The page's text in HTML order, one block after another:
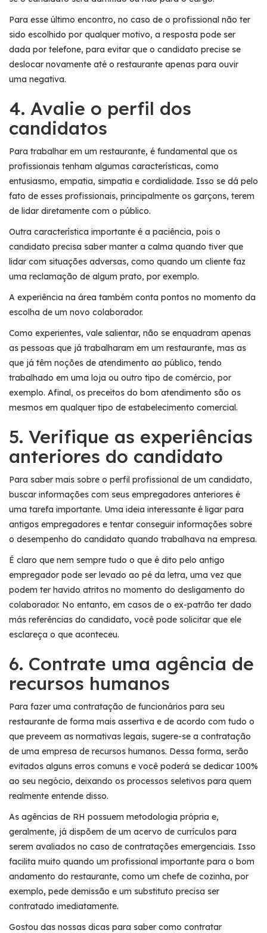
Para esse último encontro, no caso de o profissional não ter
sido escolhido por qualquer motivo, a resposta pode ser
dada por telefone, para evitar que o candidato precise se
deslocar novamente até o restaurante apenas para ouvir
uma negativa.
4. Avalie o perfil dos
candidatos
Para trabalhar em um restaurante, é fundamental que os
profissionais tenham algumas características, como
entusiasmo, empatia, simpatia e cordialidade. Isso se dá pelo
fato de esses profissionais, principalmente os garçons, terem
de lidar diretamente com o público.
Outra característica importante é a paciência, pois o
candidato precisa saber manter a calma quando tiver que
lidar com situações adversas, como quando um cliente faz
uma reclamação de algum prato, por exemplo.
A experiência na área também conta pontos no momento da
escolha de um novo colaborador.
Como experientes, vale salientar, não se enquadram apenas
as pessoas que já trabalharam em um restaurante, mas as
que já têm noções de atendimento ao público, tendo
trabalhado em uma loja ou outro tipo de comércio, por
exemplo. Afinal, os preceitos do bom atendimento são os
mesmos em qualquer tipo de estabelecimento comercial.
5. Verifique as experiências
anteriores do candidato
Para saber mais sobre o perfil profissional de um candidato,
buscar informações com seus empregadores anteriores é
uma tarefa importante. Uma ideia interessante é ligar para
antigos empregadores e tentar conseguir informações sobre
o desempenho do candidato quando trabalhava na empresa.
É claro que nem sempre tudo o que é dito pelo antigo
empregador pode ser levado ao pé da letra, uma vez que
podem ter havido atritos no momento do desligamento do
colaborador. No entanto, em casos de o ex-patrão ter dado
más referências do candidato, você pode solicitar que ele
esclareça o que aconteceu.
6. Contrate uma agência de
recursos humanos
Para fazer uma contratação de funcionários para seu
restaurante de forma mais assertiva e de acordo com tudo o
que preveem as normativas legais, sugere-se a contratação
de uma empresa de recursos humanos. Dessa forma, serão
evitados alguns erros comuns e você poderá se dedicar 100%
ao seu negócio, deixando os processos seletivos para quem
realmente entende disso.
As agências de RH possuem metodologia própria e,
geralmente, já dispõem de um acervo de currículos para
serem avaliados no caso de contratações emergenciais. Isso
facilita muito quando um profissional importante para o bom
andamento do restaurante, como um chefe de cozinha, por
exemplo, pede demissão e um substituto precisa ser
contratado imediatamente.
Gostou das nossas dicas para saber como contratar